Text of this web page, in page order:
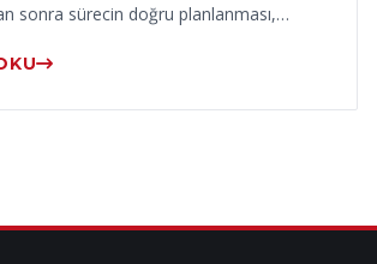
sonra sürecin doğru planlanması,…